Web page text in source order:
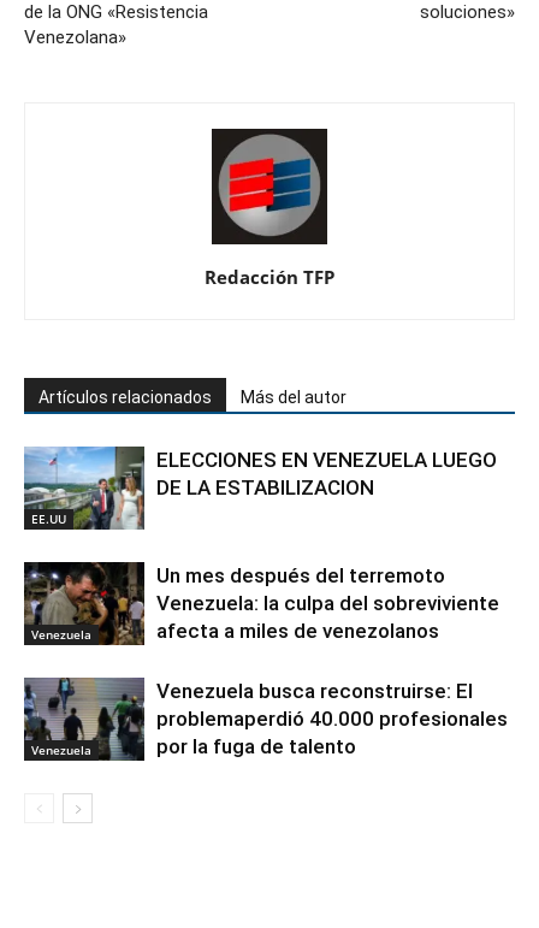
de la ONG «Resistencia
Venezolana»
soluciones»
Redacción TFP
Artículos relacionados Más del autor
EE.UU
ELECCIONES EN VENEZUELA LUEGO
DE LA ESTABILIZACION
Venezuela
Un mes después del terremoto
Venezuela: la culpa del sobreviviente
afecta a miles de venezolanos
Venezuela
Venezuela busca reconstruirse: El
problemaperdió 40.000 profesionales
por la fuga de talento